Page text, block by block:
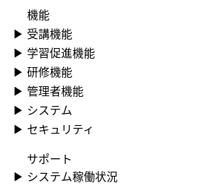
『SmartSkill Talk』です。 「資格はあるのに、
放置しない JLPTで高得点を取得していても、
言が出てこない」「日本独自の配慮ある言い回
声は、外国人材を受け入れる現場で頻繁に聞か
に勉強してきたからこそ、「わかっているのに
ップは大きな自信喪失につながりかねません。
が「相手役」を担い、実務シーンを再現した会
も提供します。 「使える」という実感を積み重
場力の差を埋め、本人の自信そのものを育てま
理的安全性が、リテンションを左右する 慣れ
が、非母語話者にとって特有の心理的負荷を伴
ことがあっても、聞き返してもう一度確認す
うした遠慮が積み重なると、小さなミスの蓄積
ると説明すれば、納得感が深まります。 同時
スタッフも相手の文化をリスペクトし、歩み寄
頼関係が強固になり、定着率向上につながりま
のマニュアルを作成する 感覚的なニュアンス
国人スタッフ専用の「伝わるマニュアル」を整
トは極力、一文を短くした「やさしい日本語」
ルビを振るか、多言語対応にするのが鉄則です
けに頼らず、実際の動作を写した写真やイラス
み込むことで、日本語力に左右されず、誰でも
Campus」で外国人材の育成・教育をサポート
多言語対応とAI機能の活用により、外国人材の
即戦力化や定着率向上に貢献します。 ◼︎ユーザ
読み解く原因と定着の秘訣」で詳しく紹介して
ださい。 採用・育成コストの最適化 適材適所
低下すると、新たな人材を採用し、一から育成
を大幅に削減できます。 また、既存の従業員
のスキルを把握し、それらを活かせる配置転換
新たな人材を採用せずとも、組織内のニーズを
ます。 採用と育成の両面で、コストを最適化で
ます。 適材適所が実現できない組織が抱えるリスク 適材適
所な人材配置が実現できない場合、組織は多く
なります。 これは決して一部の企業だけの問題
れる共通要素の一つとして「動的な人材ポート
ていますが、人的資本経営コンソーシアム事務
調査では、この動的な人材ポートフォリオの取
の第一歩が見つかるはずです。 原因1：ストレ
くなっている 仕事や人間関係などで慢性的な
と、心身が常に緊張状態になります。 この状態
スホルモンであるコルチゾールが過剰に分泌さ
トロールする前頭前野の働きが低下します。
ンタルリソース」が枯渇し、普段なら気になら
に反応してしまい、怒りやイライラといった感
です。 【関連記事のご紹介】 管理職のメンタ
「管理職の「怒り」を「信頼」に変えるメンタ
紹介しています。 原因2：睡眠不足が脳の感情
時間です。 睡眠不足が続くと、感情のブレーキ
が低下し、逆に不安や恐怖を感じる扁桃体が過
機能
▶​ 受講機能
▶​ 学習促進機能
▶​ 研修機能
▶​ 管理者機能
▶​ システム
▶​ セキュリティ
​サポート
▶​ システム稼働状況